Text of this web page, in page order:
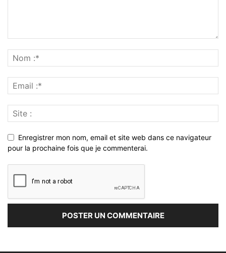
Enregistrer mon nom, email et site web dans ce navigateur
pour la prochaine fois que je commenterai.